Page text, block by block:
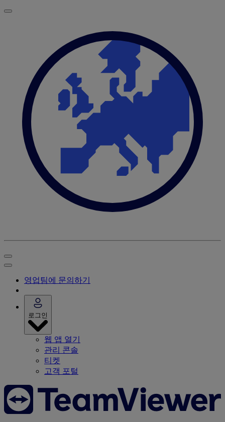
영업팀에 문의하기
로그인
웹 앱 열기
관리 콘솔
티켓
고객 포털